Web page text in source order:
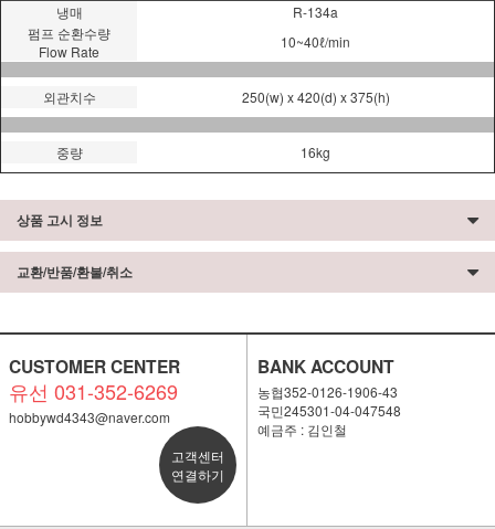
냉매
R-134a
펌프 순환수량
Flow Rate
10~40ℓ/min
외관치수 250(w) x 420(d) x 375(h)
중량 16kg
상품 고시 정보
교환/반품/환불/취소
CUSTOMER CENTER
유선 031-352-6269
hobbywd4343@naver.com
고객센터
연결하기
BANK ACCOUNT
농협352-0126-1906-43
국민245301-04-047548
예금주 : 김인철